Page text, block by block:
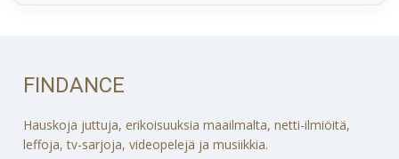
FINDANCE
Hauskoja juttuja, erikoisuuksia maailmalta, netti-ilmiöitä,
leffoja, tv-sarjoja, videopelejä ja musiikkia.